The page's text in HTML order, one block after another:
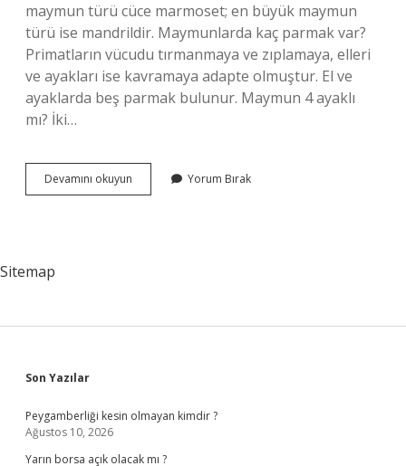
maymun türü cüce marmoset; en büyük maymun
türü ise mandrildir. Maymunlarda kaç parmak var?
Primatların vücudu tırmanmaya ve zıplamaya, elleri
ve ayakları ise kavramaya adapte olmuştur. El ve
ayaklarda beş parmak bulunur. Maymun 4 ayaklı
mı? İki…
Devamını okuyun Maymunun
Kaç
Yorum Bırak
Sitemap
Sidebar
Son Yazılar
Peygamberliği kesin olmayan kimdir ?
Ağustos 10, 2026
Yarın borsa açık olacak mı ?